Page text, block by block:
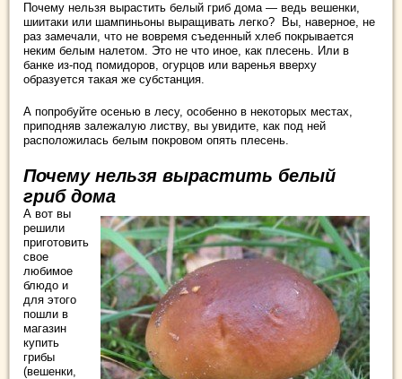
Почему нельзя вырастить белый гриб дома — ведь вешенки,
шиитаки или шампиньоны выращивать легко? Вы, наверное, не
раз замечали, что не вовремя съеденный хлеб покрывается
неким белым налетом. Это не что иное, как плесень. Или в
банке из-под помидоров, огурцов или варенья вверху
образуется такая же субстанция.
А попробуйте осенью в лесу, особенно в некоторых местах,
приподняв залежалую листву, вы увидите, как под ней
расположилась белым покровом опять плесень.
Почему нельзя вырастить белый
гриб дома
А вот вы
решили
приготовить
свое
любимое
блюдо и
для этого
пошли в
магазин
купить
грибы
(вешенки,